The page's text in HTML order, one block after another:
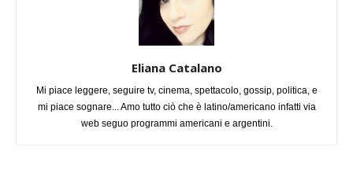
Eliana Catalano
Mi piace leggere, seguire tv, cinema, spettacolo, gossip, politica, e
mi piace sognare... Amo tutto ciò che è latino/americano infatti via
web seguo programmi americani e argentini.